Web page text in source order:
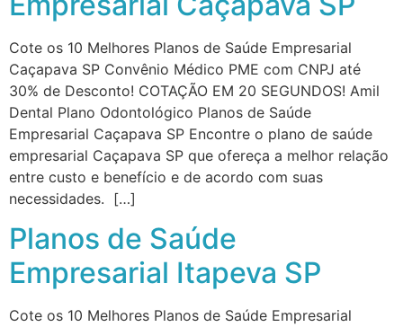
Cote os 10 Melhores Planos de Saúde Empresarial
Caçapava SP Convênio Médico PME com CNPJ até
30% de Desconto! COTAÇÃO EM 20 SEGUNDOS! Amil
Dental Plano Odontológico Planos de Saúde
Empresarial Caçapava SP Encontre o plano de saúde
empresarial Caçapava SP que ofereça a melhor relação
entre custo e benefício e de acordo com suas
necessidades. […]
Planos de Saúde
Empresarial Itapeva SP
Cote os 10 Melhores Planos de Saúde Empresarial